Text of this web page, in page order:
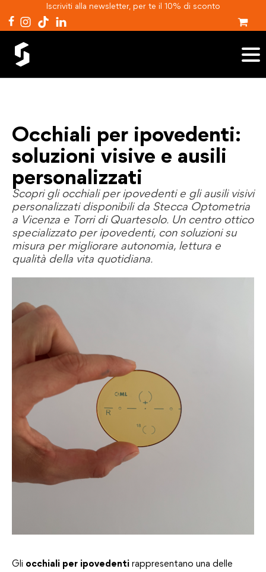
Iscriviti alla newsletter, per te il 10% di sconto
Occhiali per ipovedenti:
soluzioni visive e ausili
personalizzati
Scopri gli occhiali per ipovedenti e gli ausili visivi
personalizzati disponibili da Stecca Optometria
a Vicenza e Torri di Quartesolo. Un centro ottico
specializzato per ipovedenti, con soluzioni su
misura per migliorare autonomia, lettura e
qualità della vita quotidiana.
Gli occhiali per ipovedenti rappresentano una delle